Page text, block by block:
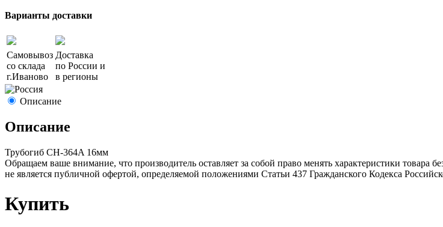
Варианты доставки
Самовывоз
со склада
г.Иваново
Доставка
по России и
в регионы
Описание
Описание
Трубогиб СН-364A 16мм
Обращаем ваше внимание, что производитель оставляет за собой право менять характеристики товара
не является публичной офертой, определяемой положениями Статьи 437 Гражданского Кодекса
Купить